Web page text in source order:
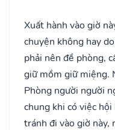
Xuất hành vào giờ
chuyện không hay
phải nên đề phòng,
giữ mồm giữ miệng.
Phòng người người
chung khi có việc
tránh đi vào giờ này,